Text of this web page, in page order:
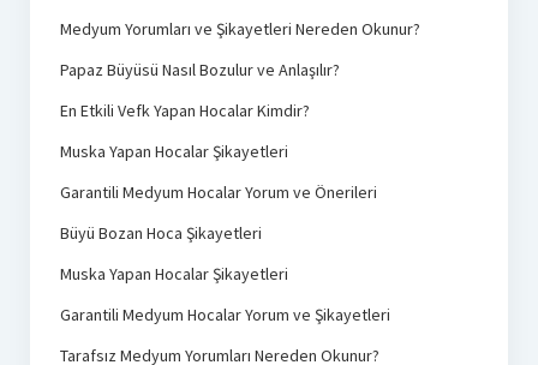
Medyum Yorumları ve Şikayetleri Nereden Okunur?
Papaz Büyüsü Nasıl Bozulur ve Anlaşılır?
En Etkili Vefk Yapan Hocalar Kimdir?
Muska Yapan Hocalar Şikayetleri
Garantili Medyum Hocalar Yorum ve Önerileri
Büyü Bozan Hoca Şikayetleri
Muska Yapan Hocalar Şikayetleri
Garantili Medyum Hocalar Yorum ve Şikayetleri
Tarafsız Medyum Yorumları Nereden Okunur?